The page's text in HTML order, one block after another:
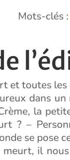
Mots-clés :
et toutes les
dans un
la
? –
se pose
meurt, il